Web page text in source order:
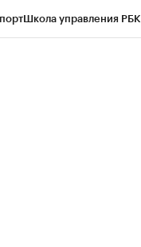
Школа управления РБК